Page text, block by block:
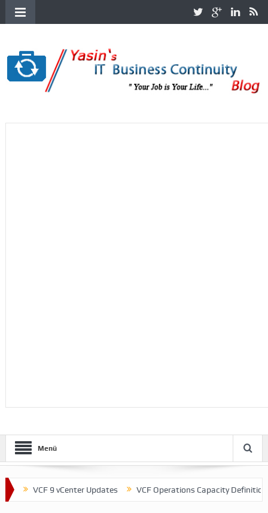
Menü
VCF 9 vCenter Updates VCF Operations Capacity Definitions